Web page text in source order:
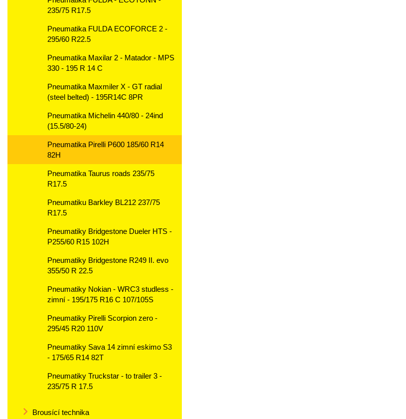
235/75 R17.5
Pneumatika FULDA ECOFORCE 2 -
295/60 R22.5
Pneumatika Maxilar 2 - Matador - MPS
330 - 195 R 14 C
Pneumatika Maxmiler X - GT radial
(steel belted) - 195R14C 8PR
Pneumatika Michelin 440/80 - 24ind
(15.5/80-24)
Pneumatika Pirelli P600 185/60 R14
82H
Pneumatika Taurus roads 235/75
R17.5
Pneumatiku Barkley BL212 237/75
R17.5
Pneumatiky Bridgestone Dueler HTS -
P255/60 R15 102H
Pneumatiky Bridgestone R249 II. evo
355/50 R 22.5
Pneumatiky Nokian - WRC3 studless -
zimní - 195/175 R16 C 107/105S
Pneumatiky Pirelli Scorpion zero -
295/45 R20 110V
Pneumatiky Sava 14 zimní eskimo S3
- 175/65 R14 82T
Pneumatiky Truckstar - to trailer 3 -
235/75 R 17.5
Brousící technika